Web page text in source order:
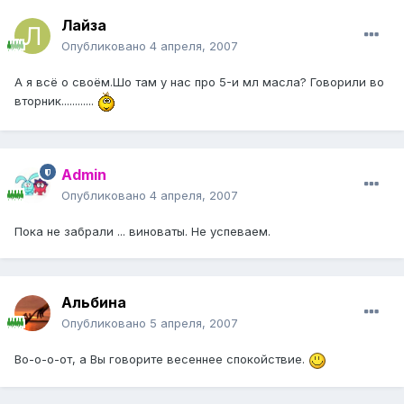
Лайза
Опубликовано 4 апреля, 2007
А я всё о своём.Шо там у нас про 5-и мл масла? Говорили во
вторник............
Admin
Опубликовано 4 апреля, 2007
Пока не забрали ... виноваты. Не успеваем.
Альбина
Опубликовано 5 апреля, 2007
Во-о-о-от, а Вы говорите весеннее спокойствие.